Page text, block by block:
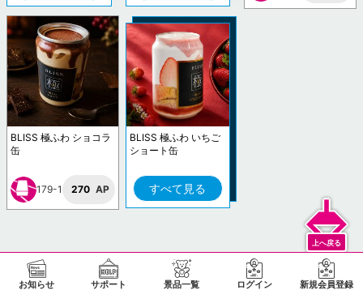
お知らせ サポート 景品一覧 ログイン 新規会員登録
BLISS 極ふわ ショコラ
缶
179-1 270 AP
BLISS 極ふわ いちご
ショート缶
すべて見る